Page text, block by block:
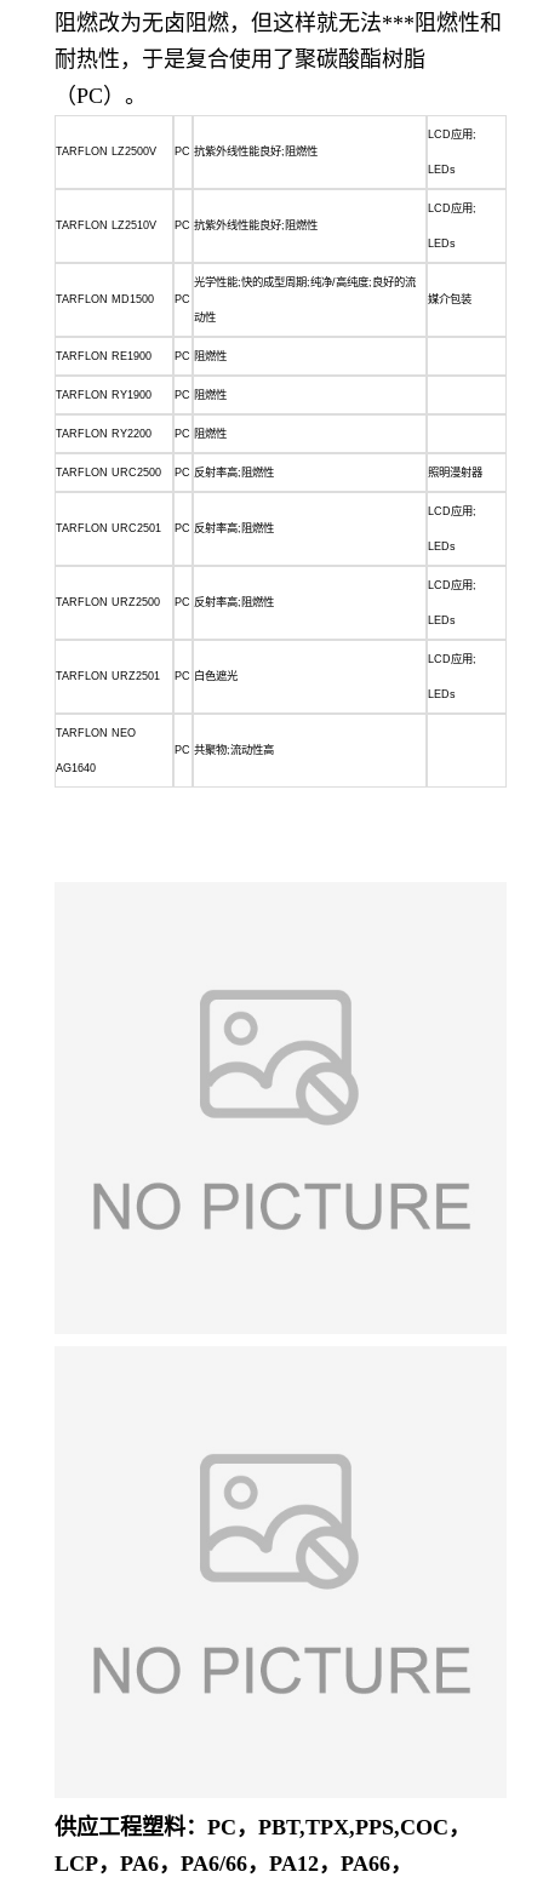
阻燃改为无卤阻燃，但这样就无法***阻燃性和
耐热性，于是复合使用了聚碳酸酯树脂
（PC）。
TARFLON LZ2500V PC 抗紫外线性能良好;阻燃性
LCD应用;
LEDs
TARFLON LZ2510V PC 抗紫外线性能良好;阻燃性
LCD应用;
LEDs
TARFLON MD1500 PC
光学性能;快的成型周期;纯净/高纯度;良好的流
动性
媒介包装
TARFLON RE1900 PC 阻燃性
TARFLON RY1900 PC 阻燃性
TARFLON RY2200 PC 阻燃性
TARFLON URC2500 PC 反射率高;阻燃性 照明漫射器
TARFLON URC2501 PC 反射率高;阻燃性
LCD应用;
LEDs
TARFLON URZ2500 PC 反射率高;阻燃性
LCD应用;
LEDs
TARFLON URZ2501 PC 白色遮光
LCD应用;
LEDs
TARFLON NEO
AG1640
PC 共聚物;流动性高
供应工程塑料：PC，PBT,TPX,PPS,COC，
LCP，PA6，PA6/66，PA12，PA66，